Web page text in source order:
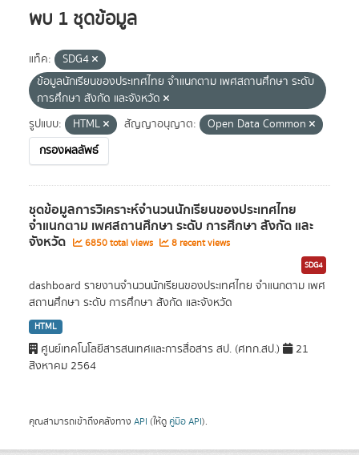
พบ 1 ชุดข้อมูล
แท็ค:
SDG4
ข้อมูลนักเรียนของประเทศไทย จำแนกตาม เพศสถานศึกษา ระดับ
การศึกษา สังกัด และจังหวัด
รูปแบบ:
HTML สัญญาอนุญาต:
Open Data Common
กรองผลลัพธ์
ชุดข้อมูลการวิเคราะห์จำนวนนักเรียนของประเทศไทย
จำแนกตาม เพศสถานศึกษา ระดับ การศึกษา สังกัด และ
จังหวัด 6850 total views 8 recent views
SDG4
dashboard รายงานจำนวนนักเรียนของประเทศไทย จำแนกตาม เพศ
สถานศึกษา ระดับ การศึกษา สังกัด และจังหวัด
HTML
ศูนย์เทคโนโลยีสารสนเทศและการสื่อสาร สป. (ศทก.สป.)
21
สิงหาคม 2564
คุณสามารถเข้าถึงคลังทาง API (ให้ดู คู่มือ API).